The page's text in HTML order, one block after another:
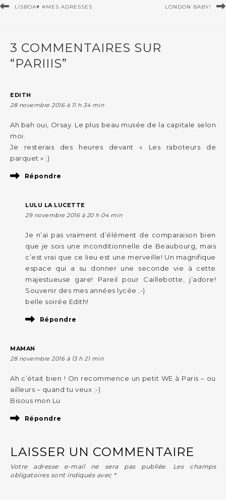
LISBOA♥ #MES ADRESSES LONDON BABY!
3 COMMENTAIRES SUR
“PARIIIS”
EDITH
28 novembre 2016 à 11 h 34 min
Ah bah oui, Orsay. Le plus beau musée de la capitale selon
moi.
Je resterais des heures devant « Les raboteurs de
parquet » ;)
Répondre
LULU LA LUCETTE
29 novembre 2016 à 20 h 04 min
Je n’ai pas vraiment d’élément de comparaison bien
que je sois une inconditionnelle de Beaubourg, mais
c’est vrai que ce lieu est une merveille! Un magnifique
espace qui a su donner une seconde vie à cette
majestueuse gare! Pareil pour Caillebotte, j’adore!
Souvenir des mes années lycée ;-)
belle soirée Edith!
Répondre
MAMAN
28 novembre 2016 à 13 h 21 min
Ah c’était bien ! On recommence un petit WE à Paris – ou
ailleurs – quand tu veux ;-)
Bisous mon Lu
Répondre
LAISSER UN COMMENTAIRE
Votre adresse e-mail ne sera pas publiée.
Les champs
obligatoires sont indiqués avec *